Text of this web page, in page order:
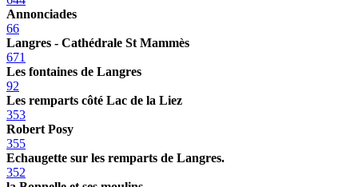
Annonciades
66
Langres - Cathédrale St Mammès
671
Les fontaines de Langres
92
Les remparts côté Lac de la Liez
353
Robert Posy
355
Echaugette sur les remparts de Langres.
352